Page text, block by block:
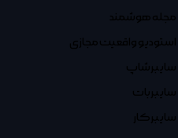
مجله هوشمند
استودیو واقعیت مجازی
سایبرشاپ
سایبربات
سایبرکار